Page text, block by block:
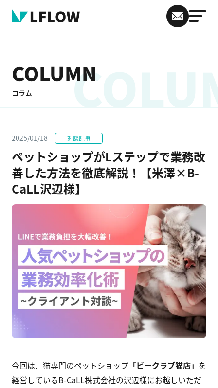
COLUMN
コラム
2025/01/18 対談記事
ペットショップがLステップで業務改
善した方法を徹底解説！【米澤×B-
CaLL沢辺様】
今回は、猫専門のペットショップ 「ビークラブ猫店」 を
経営しているB-CaLL株式会社の沢辺様にお越しいただ